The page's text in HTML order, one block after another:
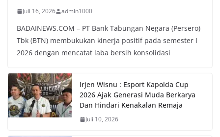
Juli 16, 2026 admin1000
BADAINEWS.COM – PT Bank Tabungan Negara (Persero)
Tbk (BTN) membukukan kinerja positif pada semester I
2026 dengan mencatat laba bersih konsolidasi
Irjen Wisnu : Esport Kapolda Cup
2026 Ajak Generasi Muda Berkarya
Dan Hindari Kenakalan Remaja
Juli 10, 2026